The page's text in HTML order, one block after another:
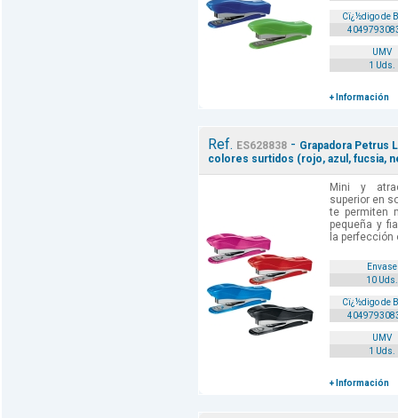
Cï¿½digo de
UMV
1 Uds.
+ Información
Ref. ES628838- Grapadora Petrus
colores surtidos (rojo, azul, fucsia,
Mini y
superior en
te permiten
pequeña y
la perfección
Envase
10 Uds.
Cï¿½digo de
UMV
1 Uds.
+ Información